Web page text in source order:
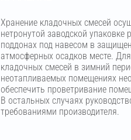
Хранение кладочных смесей
нетронутой заводской
поддонах под навесом в
атмосферных осадков месте.
кладочных смесей в зимний
неотапливаемых помещениях
обеспечить проветривание
В остальных случаях
требованиями производителя.